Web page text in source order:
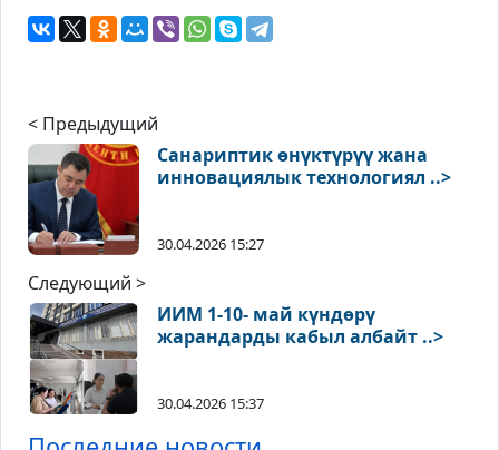
< Предыдущий
Санариптик өнүктүрүү жана
инновациялык технологиял ..>
30.04.2026 15:27
Следующий >
ИИМ 1-10- май күндөрү
жарандарды кабыл албайт ..>
30.04.2026 15:37